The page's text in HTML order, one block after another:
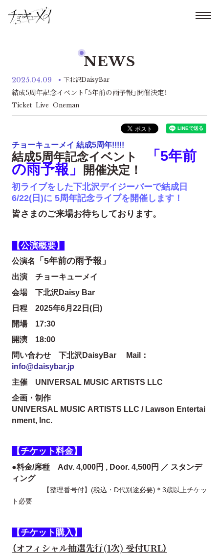
NEWS
2025.04.09 下北沢DaisyBar
結成5周年記念イベント「5年前の雨予報」開催決定！
Ticket Live Oneman
チョーキューメイ 結成5周年!!!!!
結成5周年記念イベント
「5年前
の雨予報」
開催決定！
初ライブをした下北沢デイジーバーで結成日
6/22(日)に 5周年記念ライブを開催します！
皆さまのご来場お待ちしております。
【公演概要】
公演名 「5年前の雨予報」
出演 チョーキューメイ
会場 下北沢Daisy Bar
日程 2025年6月22日(日)
開場 17:30
開演 18:00
問い合わせ 下北沢DaisyBar Mail：
info@daisybar.jp
主催 UNIVERSAL MUSIC ARTISTS LLC
企画・制作
UNIVERSAL MUSIC ARTISTS LLC / Lawson Entertai
nment, Inc.
【チケット料金】
●料金/席種 Adv. 4,000円 , Door. 4,500円 ／ スタンデ
ィング
【整理番号付】(税込・D代別途必要)＊3歳以上チケッ
ト必要
【チケット購入】
（オフィシャル抽選先行(1次) 受付URL）